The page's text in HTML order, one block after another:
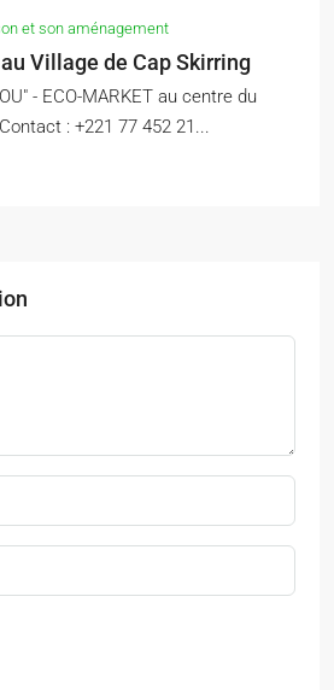
et son aménagement
Village de Cap Skirring
- ECO-MARKET au centre du
: +221 77 452 21...